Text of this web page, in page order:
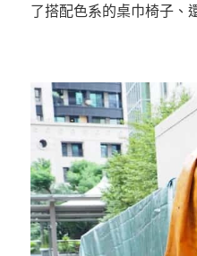
了搭配色系的桌巾椅子、